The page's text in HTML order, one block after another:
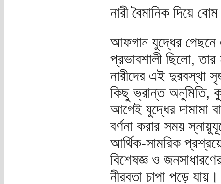
নারী বৈমানিক দিয়ে
আফগান যুদ্ধের
প্রভাবশালী ছিলো,
নারীদের এই দুরবস্থা
কিছু ভ্রান্ত অনুমিতি,
আগেই যুদ্ধের দামামা
বর্ণনা করার সময়
আর্থিক-সামরিক
বিশেষজ্ঞ ও
নীরবতা চাপা পড়ে